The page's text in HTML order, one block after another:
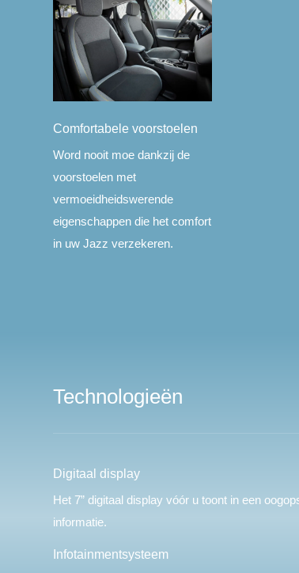
Comfortabele voorstoelen
Word nooit moe dankzij de
voorstoelen met
vermoeidheidswerende
eigenschappen die het comfort
in uw Jazz verzekeren.
Technologieën
Digitaal display
Het 7” digitaal display vóór u toont in een
informatie.
Infotainmentsysteem